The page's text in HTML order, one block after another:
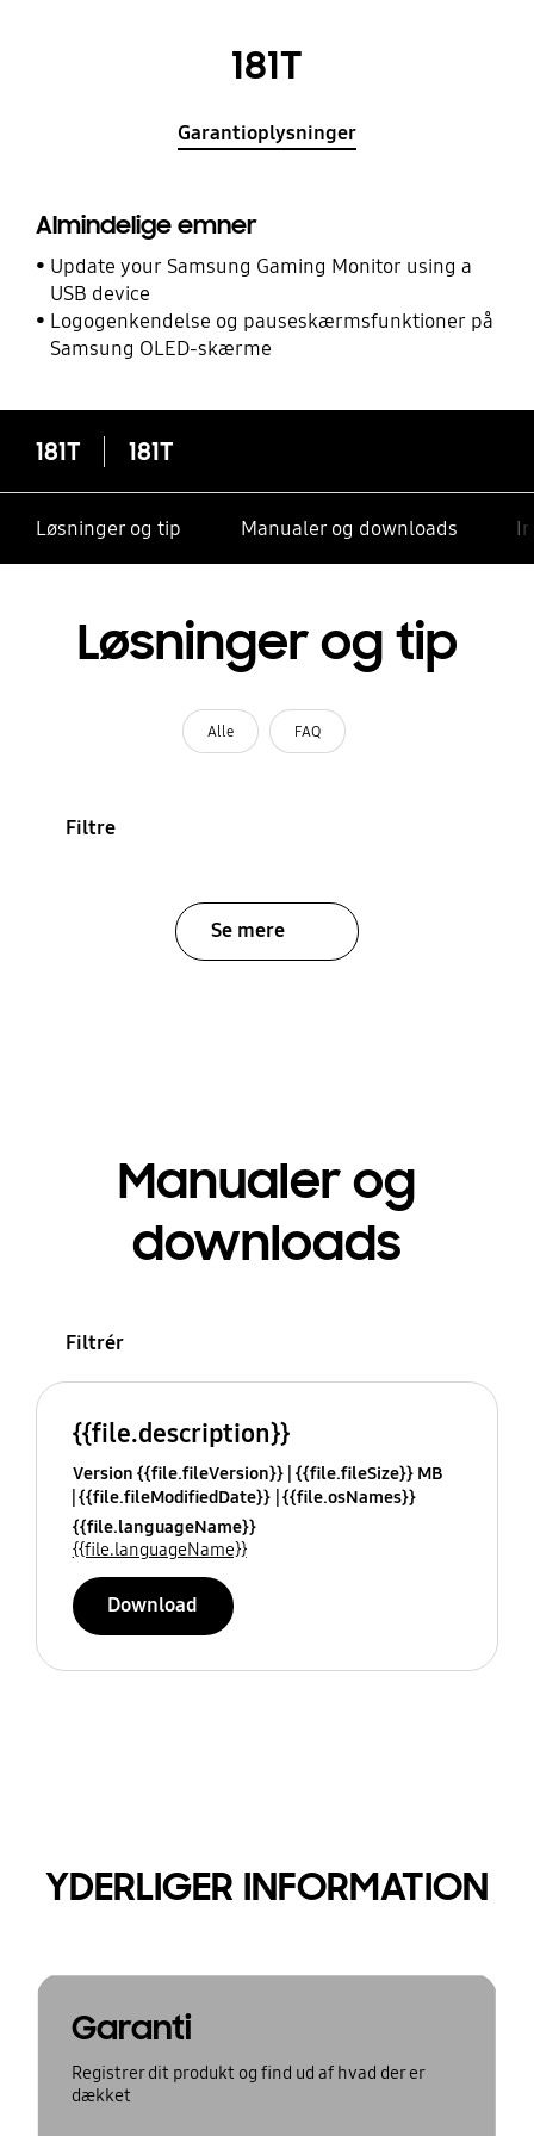
181T
Garantioplysninger
Almindelige emner
Update your Samsung Gaming Monitor using a
USB device
Logogenkendelse og pauseskærmsfunktioner på
Samsung OLED-skærme
181T 181T
Løsninger og tip Manualer og downloads
Løsninger og tip
Alle FAQ
Filtre
Se mere
Manualer og
downloads
Filtrér
{{file.description}}
Version {{file.fileVersion}} {{file.fileSize}} MB
{{file.fileModifiedDate}} {{file.osNames}}
{{file.languageName}}
{{file.languageName}}
Download
YDERLIGER INFORMATION
Garanti
Registrer dit produkt og find ud af hvad der er
dækket